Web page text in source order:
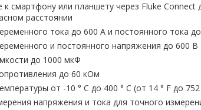
к смартфону или планшету через Fluke Connect
расстоянии
тока до 600 А и постоянного тока
и постоянного напряжения до 600 В
до 1000 мкФ
до 60 кОм
от -10 ° C до 400 ° C (от 14 ° F до 752
напряжения и тока для точного